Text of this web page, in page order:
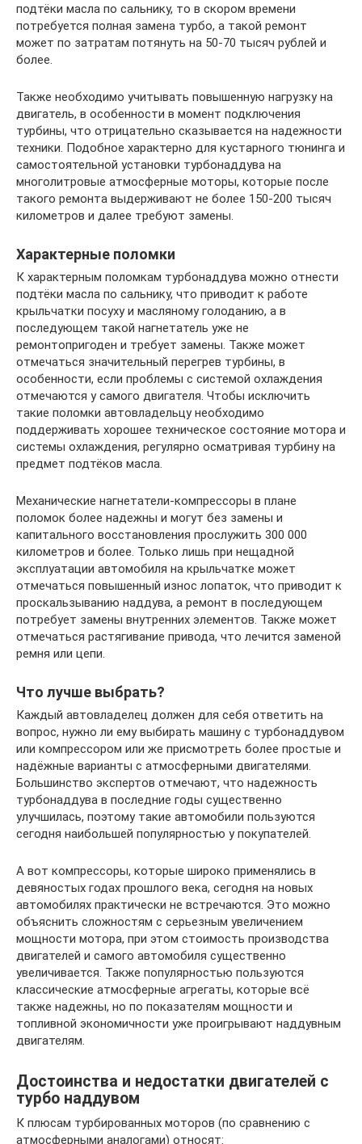
подтёки масла по сальнику, то в скором времени
потребуется полная замена турбо, а такой ремонт
может по затратам потянуть на 50-70 тысяч рублей и
более.
Также необходимо учитывать повышенную нагрузку на
двигатель, в особенности в момент подключения
турбины, что отрицательно сказывается на надежности
техники. Подобное характерно для кустарного тюнинга и
самостоятельной установки турбонаддува на
многолитровые атмосферные моторы, которые после
такого ремонта выдерживают не более 150-200 тысяч
километров и далее требуют замены.
Характерные поломки
К характерным поломкам турбонаддува можно отнести
подтёки масла по сальнику, что приводит к работе
крыльчатки посуху и масляному голоданию, а в
последующем такой нагнетатель уже не
ремонтопригоден и требует замены. Также может
отмечаться значительный перегрев турбины, в
особенности, если проблемы с системой охлаждения
отмечаются у самого двигателя. Чтобы исключить
такие поломки автовладельцу необходимо
поддерживать хорошее техническое состояние мотора и
системы охлаждения, регулярно осматривая турбину на
предмет подтёков масла.
Механические нагнетатели-компрессоры в плане
поломок более надежны и могут без замены и
капитального восстановления прослужить 300 000
километров и более. Только лишь при нещадной
эксплуатации автомобиля на крыльчатке может
отмечаться повышенный износ лопаток, что приводит к
проскальзыванию наддува, а ремонт в последующем
потребует замены внутренних элементов. Также может
отмечаться растягивание привода, что лечится заменой
ремня или цепи.
Что лучше выбрать?
Каждый автовладелец должен для себя ответить на
вопрос, нужно ли ему выбирать машину с турбонаддувом
или компрессором или же присмотреть более простые и
надёжные варианты с атмосферными двигателями.
Большинство экспертов отмечают, что надежность
турбонаддува в последние годы существенно
улучшилась, поэтому такие автомобили пользуются
сегодня наибольшей популярностью у покупателей.
А вот компрессоры, которые широко применялись в
девяностых годах прошлого века, сегодня на новых
автомобилях практически не встречаются. Это можно
объяснить сложностям с серьезным увеличением
мощности мотора, при этом стоимость производства
двигателей и самого автомобиля существенно
увеличивается. Также популярностью пользуются
классические атмосферные агрегаты, которые всё
также надежны, но по показателям мощности и
топливной экономичности уже проигрывают наддувным
двигателям.
Достоинства и недостатки двигателей с
турбо наддувом
К плюсам турбированных моторов (по сравнению с
атмосферными аналогами) относят: